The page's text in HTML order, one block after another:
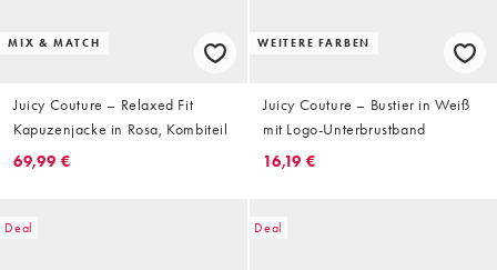
MIX & MATCH
Juicy Couture – Relaxed Fit
Kapuzenjacke in Rosa, Kombiteil
69,99 €
WEITERE FARBEN
Juicy Couture – Bustier in Weiß
mit Logo-Unterbrustband
16,19 €
Deal Deal